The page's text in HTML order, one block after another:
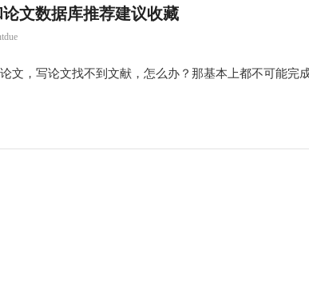
文数据库推荐建议收藏
文，写论文找不到文献，怎么办？那基本上都不可能完